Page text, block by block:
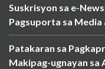
Suskrisyon sa e-
Pagsuporta sa
Patakaran sa
Makipag-ugnayan sa